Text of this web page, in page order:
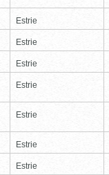
Estrie
Estrie
Estrie
Estrie
Estrie
Estrie
Estrie